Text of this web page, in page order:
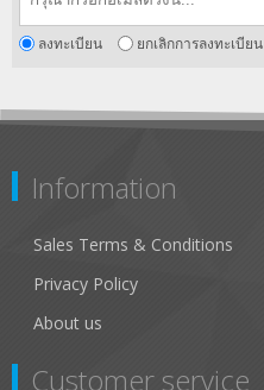
ลงทะเบียน ยกเลิกการลงทะเบียน
Information
Sales Terms & Conditions
Privacy Policy
About us
Customer service